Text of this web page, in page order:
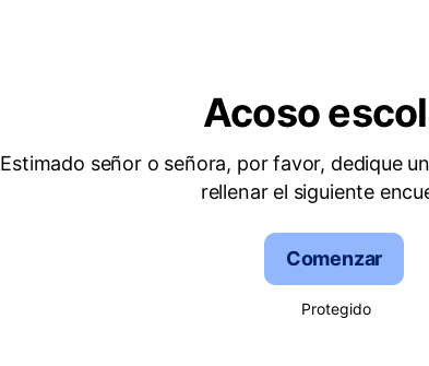
Acoso
Estimado señor o señora, por favor, dedique
rellenar el siguiente
Comenzar
Protegido